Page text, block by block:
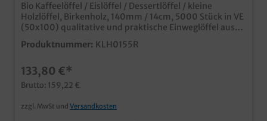
Bio Kaffeelöffel / Eislöffel / Dessertlöffel / kleine
Holzlöffel, Birkenholz, 140mm / 14cm, 5000 Stück in VE
(50x100) qualitative und praktische Einweglöffel aus
Holz umweltfreundlich und nachhaltig aus heimischen
Birkenholz ideale Lösung für Coffee to go, Eiskrem,
Produktnummer: KLH0155R
133,80 €*
Brutto: 159,22 €
zzgl. MwSt und Versandkosten